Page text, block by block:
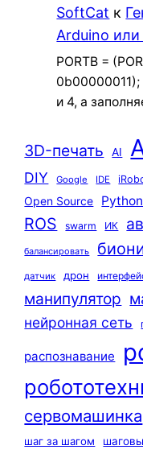
SoftCat к
Arduino
PORTB =
и 4, а
3D-печать AI
DIY Google IDE
Open Source Python
ROS swarm ИК
балансировать
датчик дрон
манипулятор
нейронная сеть
распознавание
сервомашинка
шаг за шагом